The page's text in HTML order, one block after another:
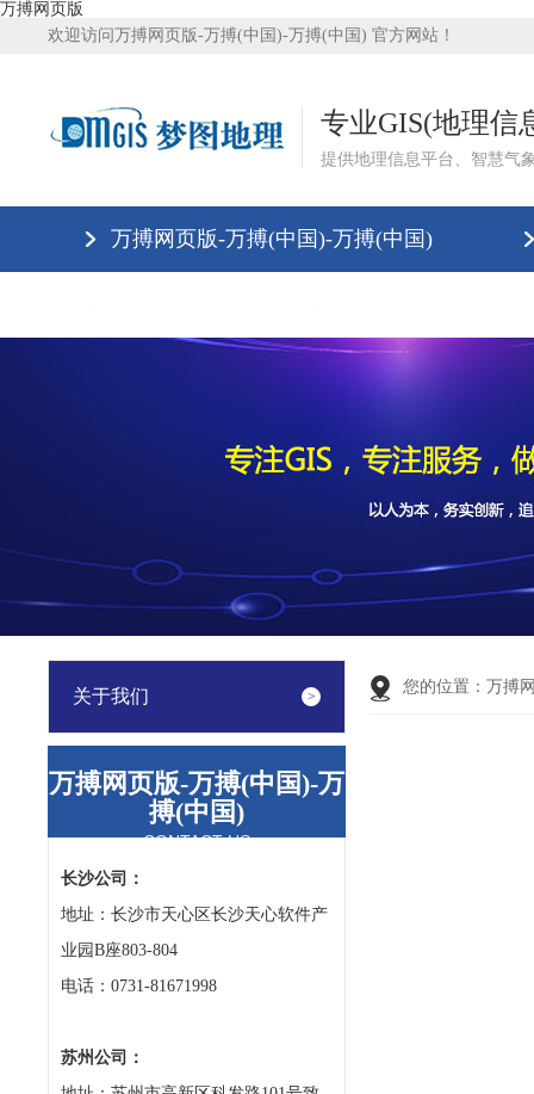
万搏网页版
欢迎访问万搏网页版-万搏(中国)-万搏(中国) 官方网站！
专业GIS(地理信
提供地理信息平台、智慧气
万搏网页版-万搏(中国)-万搏(中国)
关于我们
万搏网页版-万搏(中国)-万
搏(中国)
CONTACT US
长沙公司：
地址：长沙市天心区长沙天心软件产
业园B座803-804
电话：0731-81671998
苏州公司：
您的位置： 万搏